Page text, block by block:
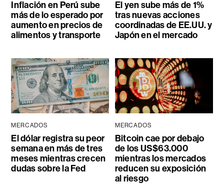
Inflación en Perú sube
más de lo esperado por
aumento en precios de
alimentos y transporte
El yen sube más de 1%
tras nuevas acciones
coordinadas de EE.UU. y
Japón en el mercado
MERCADOS
El dólar registra su peor
semana en más de tres
meses mientras crecen
dudas sobre la Fed
MERCADOS
Bitcoin cae por debajo
de los US$63.000
mientras los mercados
reducen su exposición
al riesgo